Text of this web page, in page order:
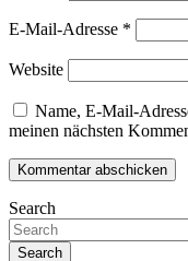
E-Mail-Adresse *
Website
Name, E-Mail-
meinen nächsten
Search
Search